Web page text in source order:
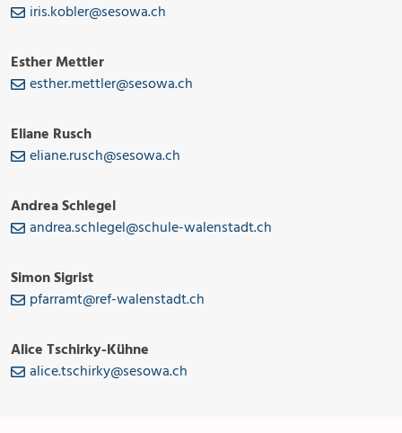
iris.kobler@sesowa.ch
Esther Mettler
esther.mettler@sesowa.ch
Eliane Rusch
eliane.rusch@sesowa.ch
Andrea Schlegel
andrea.schlegel@schule-walenstadt.ch
Simon Sigrist
pfarramt@ref-walenstadt.ch
Alice Tschirky-Kühne
alice.tschirky@sesowa.ch